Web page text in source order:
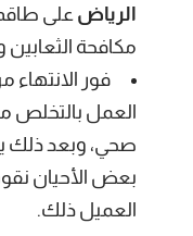
الرياض على
مكافحة
فور الانتهاء
العمل بالتخلص
صحي، وبعد ذلك
بعض الأحيان
العميل ذلك.